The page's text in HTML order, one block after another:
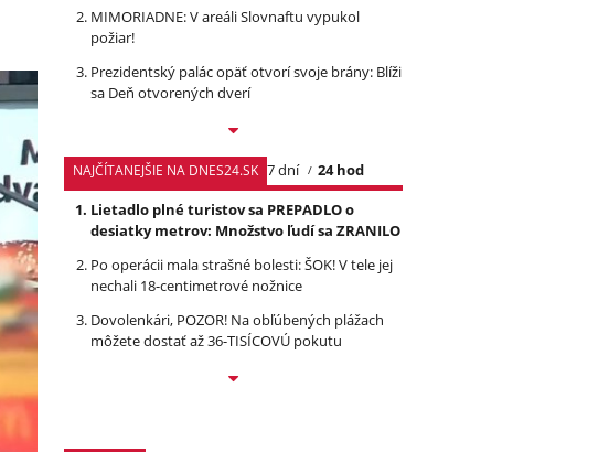
MIMORIADNE: V areáli Slovnaftu vypukol
požiar!
Prezidentský palác opäť otvorí svoje brány: Blíži
sa Deň otvorených dverí
NAJČÍTANEJŠIE NA DNES24.SK 7 dní
24 hod
Lietadlo plné turistov sa PREPADLO o
desiatky metrov: Množstvo ľudí sa ZRANILO
Po operácii mala strašné bolesti: ŠOK! V tele jej
nechali 18-centimetrové nožnice
Dovolenkári, POZOR! Na obľúbených plážach
môžete dostať až 36-TISÍCOVÚ pokutu